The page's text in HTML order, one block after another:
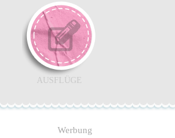
AUSFLÜGE
Werbung